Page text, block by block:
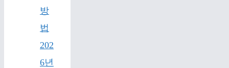
방
법
202
6년